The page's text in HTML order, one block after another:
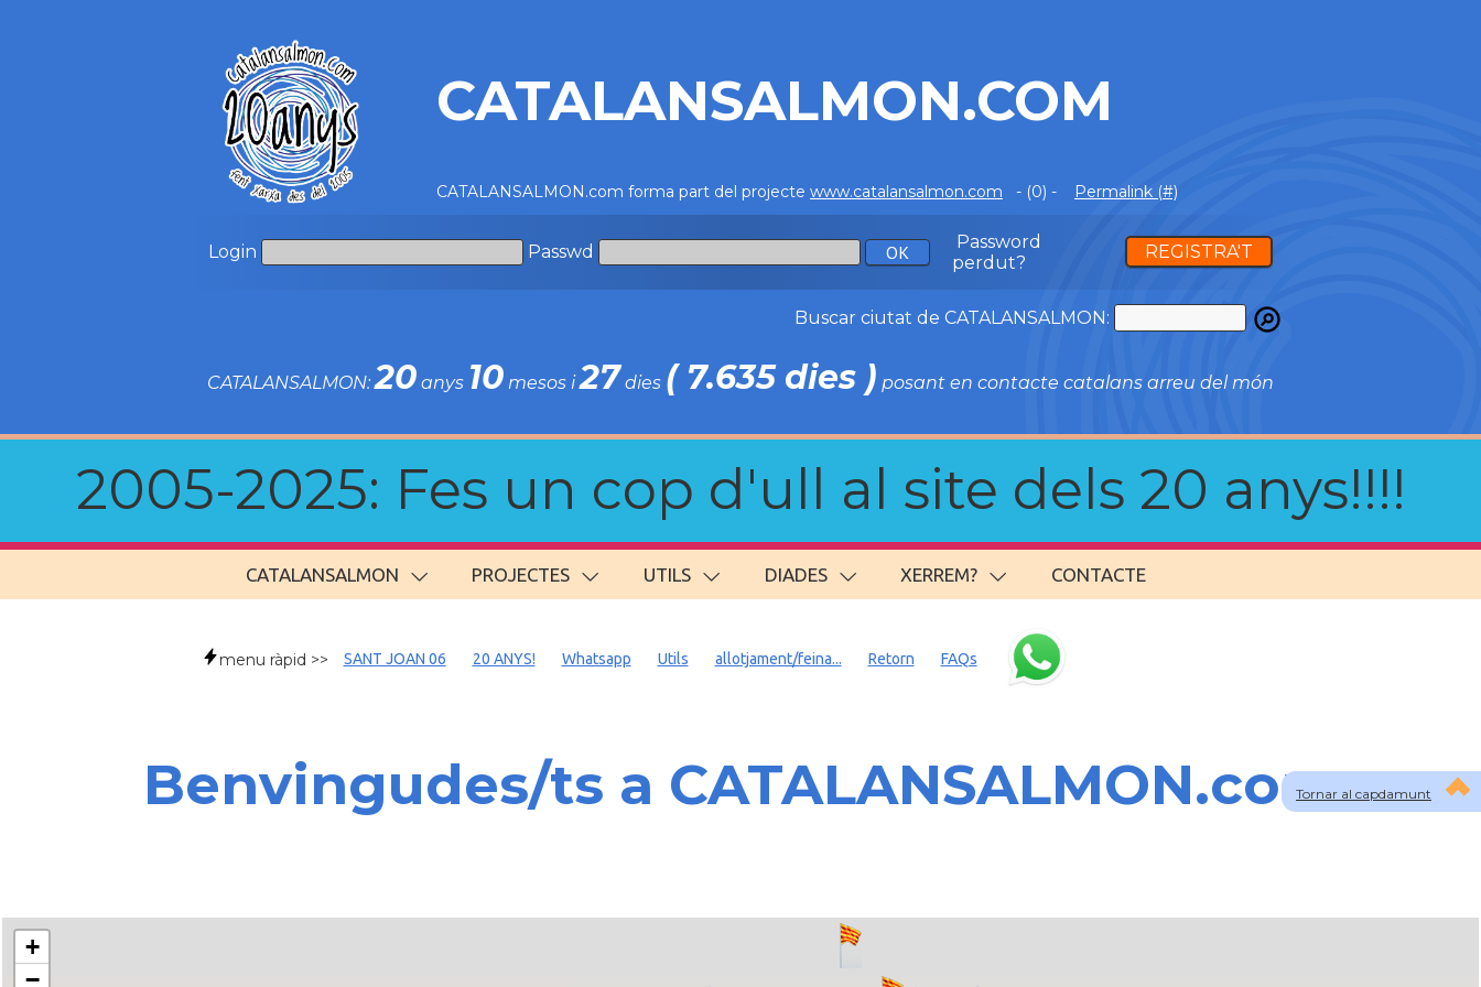
CATALANSALMON.COM
CATALANSALMON.com forma part del projecte www.catalansalmon.com - (0) - Permalink (#)
Login Passwd
Password
perdut?
REGISTRA'T
Buscar ciutat de CATALANSALMON:
CATALANSALMON:20 anys 10 mesos i27 dies ( 7.635 dies ) posant en contacte catalans arreu del món
2005-2025: Fes un cop d'ull al site dels 20 anys!!!!
CATALANSALMON PROJECTES UTILS DIADES XERREM? CONTACTE
Tornar al capdamunt
menu ràpid >> SANT JOAN 06 20 ANYS! Whatsapp Utils allotjament/feina... Retorn FAQs
Benvingudes/ts a CATALANSALMON.com
+
−